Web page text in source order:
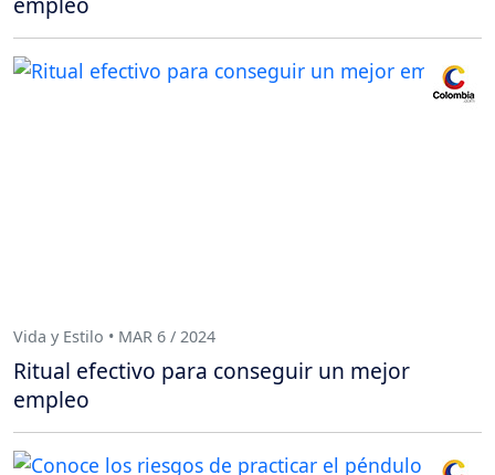
Vida y Estilo • MAR 6 / 2024
Ritual efectivo para conseguir un mejor
empleo